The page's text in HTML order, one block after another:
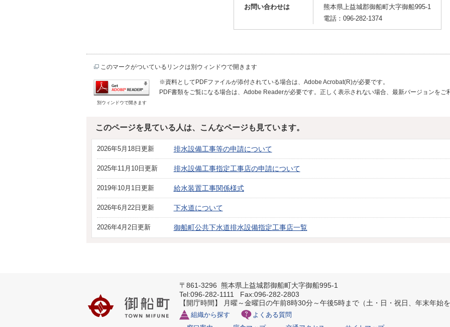
お問い合わせは
熊本県上益城郡御船町大字御船995-1
電話：096-282-1374
このマークがついているリンクは別ウィンドウで開きます
別ウィンドウで開きます
※資料としてPDFファイルが添付されている場合は、Adobe Acrobat(R)が必要です。
PDF書類をご覧になる場合は、Adobe Readerが必要です。正しく表示されない場合、最新バージョンをご
このページを見ている人は、こんなページも見ています。
2026年5月18日更新 排水設備工事等の申請について
2025年11月10日更新 排水設備工事指定工事店の申請について
2019年10月1日更新 給水装置工事関係様式
2026年6月22日更新 下水道について
2026年4月2日更新 御船町公共下水道排水設備指定工事店一覧
〒861-3296 熊本県上益城郡御船町大字御船995-1
Tel:096-282-1111 Fax:096-282-2803
【開庁時間】 月曜～金曜日の午前8時30分～午後5時まで（土・日・祝日、年末年始を
組織から探す
よくある質問